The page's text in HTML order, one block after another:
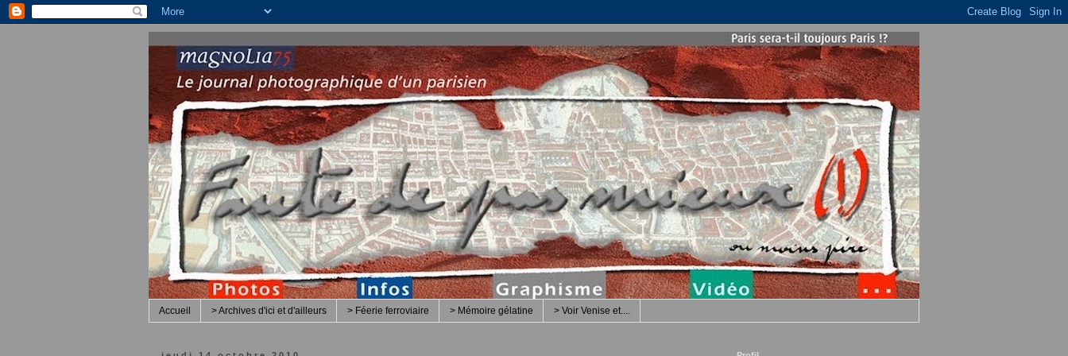
Accueil > Archives d'ici et d'ailleurs > Féerie ferroviaire > Mémoire gélatine > Voir Venise et....